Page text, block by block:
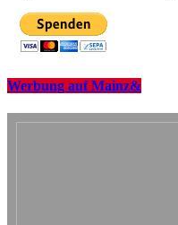
Werbung auf Mainz&